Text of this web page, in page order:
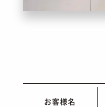
お客様名